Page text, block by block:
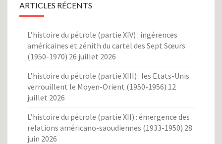
ARTICLES RÉCENTS
L’histoire du pétrole (partie XIV) : ingérences
américaines et zénith du cartel des Sept Sœurs
(1950-1970) 26 juillet 2026
L’histoire du pétrole (partie XIII) : les Etats-Unis
verrouillent le Moyen-Orient (1950-1956) 12
juillet 2026
L’histoire du pétrole (partie XII) : émergence des
relations américano-saoudiennes (1933-1950) 28
juin 2026